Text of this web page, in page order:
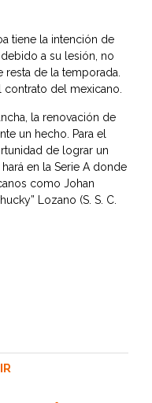
tiene la intención de
a su lesión, no
resta de la temporada.
del mexicano.
la renovación de
un hecho. Para el
de lograr un
en la Serie A donde
como Johan
Lozano (S. S. C.